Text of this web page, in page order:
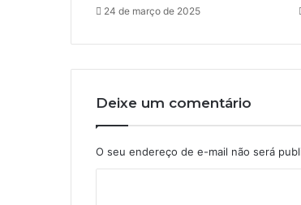
24 de março de 2025
Deixe um comentário
O seu endereço de e-mail não será